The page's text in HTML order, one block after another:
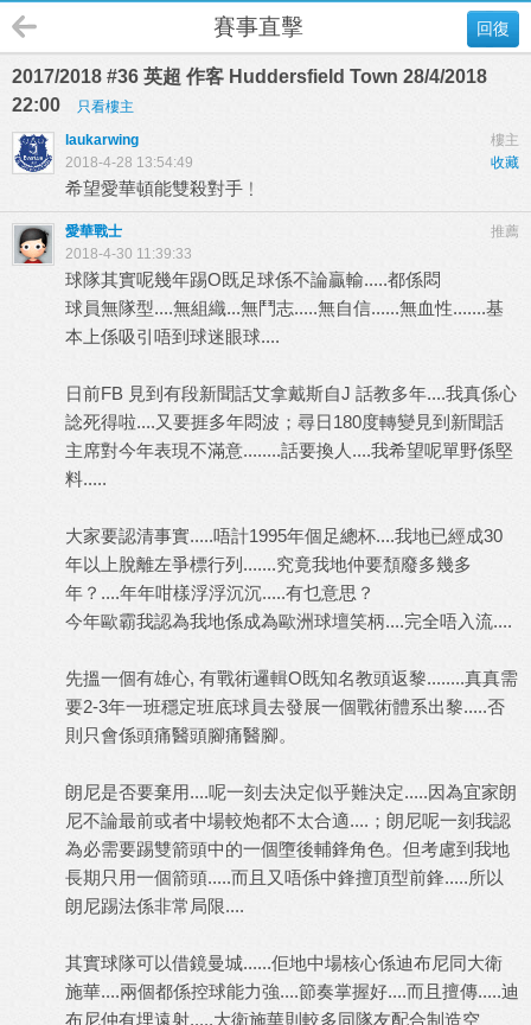
回復
賽事直擊
2017/2018 #36 英超 作客 Huddersfield Town 28/4/2018
22:00
只看樓主
樓主
laukarwing
收藏
2018-4-28 13:54:49
希望愛華頓能雙殺對手﹗
推薦
愛華戰士
2018-4-30 11:39:33
球隊其實呢幾年踢O既足球係不論贏輸.....都係悶
球員無隊型....無組織...無鬥志.....無自信......無血性.......基
本上係吸引唔到球迷眼球....
日前FB 見到有段新聞話艾拿戴斯自J 話教多年....我真係心
諗死得啦....又要捱多年悶波；尋日180度轉變見到新聞話
主席對今年表現不滿意........話要換人....我希望呢單野係堅
料.....
大家要認清事實.....唔計1995年個足總杯....我地已經成30
年以上脫離左爭標行列.......究竟我地仲要頹廢多幾多
年？....年年咁樣浮浮沉沉.....有乜意思？
今年歐霸我認為我地係成為歐洲球壇笑柄....完全唔入流....
先搵一個有雄心, 有戰術邏輯O既知名教頭返黎........真真需
要2-3年一班穩定班底球員去發展一個戰術體系出黎.....否
則只會係頭痛醫頭腳痛醫腳。
朗尼是否要棄用....呢一刻去決定似乎難決定.....因為宜家朗
尼不論最前或者中場較炮都不太合適....；朗尼呢一刻我認
為必需要踢雙箭頭中的一個墮後輔鋒角色。但考慮到我地
長期只用一個箭頭.....而且又唔係中鋒擅頂型前鋒.....所以
朗尼踢法係非常局限....
其實球隊可以借鏡曼城......佢地中場核心係迪布尼同大衛
施華....兩個都係控球能力強....節奏掌握好....而且擅傳.....迪
布尼仲有埋遠射.....大衛施華則較多同隊友配合制造空